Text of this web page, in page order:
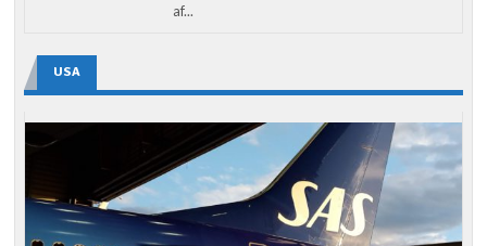
af...
USA